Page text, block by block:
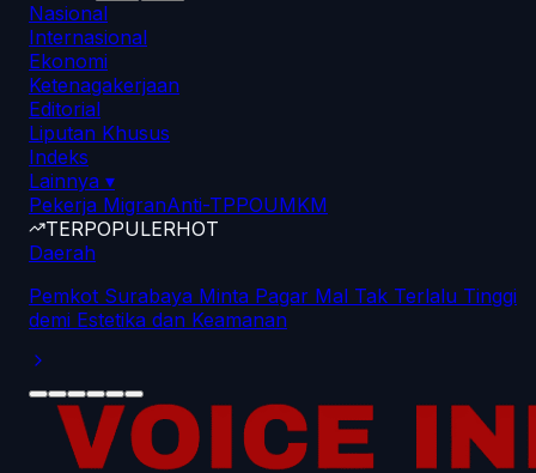
Nasional
Internasional
Ekonomi
Ketenagakerjaan
Editorial
Liputan Khusus
Indeks
Lainnya ▾
Pekerja MigranAnti-TPPOUMKM
TERPOPULERHOT
Daerah
Pemkot Surabaya Minta Pagar Mal Tak Terlalu Tinggi
demi Estetika dan Keamanan